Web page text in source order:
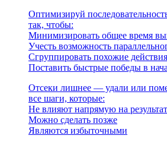
Оптимизируй
так, чтобы:
Минимизировать общее время
Учесть возможность
Сгруппировать похожие действия
Поставить быстрые победы в
Отсеки лишнее — удали или
все шаги, которые:
Не влияют напрямую на результат
Можно сделать позже
Являются избыточными